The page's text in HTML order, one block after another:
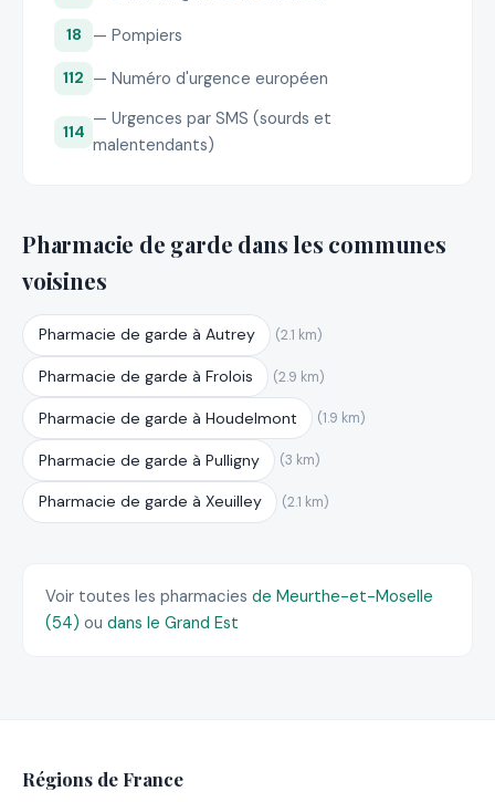
18 — Pompiers
112 — Numéro d'urgence européen
114
— Urgences par SMS (sourds et
malentendants)
Pharmacie de garde dans les communes
voisines
Pharmacie de garde à Autrey (2.1 km)
Pharmacie de garde à Frolois (2.9 km)
Pharmacie de garde à Houdelmont (1.9 km)
Pharmacie de garde à Pulligny (3 km)
Pharmacie de garde à Xeuilley (2.1 km)
Voir toutes les pharmacies de Meurthe-et-Moselle
(54) ou dans le Grand Est
Régions de France